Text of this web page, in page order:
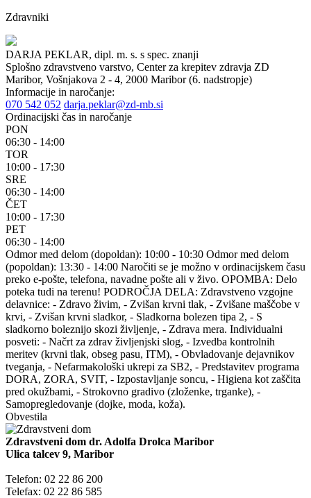
Zdravniki
DARJA PEKLAR, dipl. m. s. s spec. znanji
Splošno zdravstveno varstvo, Center za krepitev zdravja ZD
Maribor, Vošnjakova 2 - 4, 2000 Maribor (6. nadstropje)
Informacije in naročanje:
070 542 052 darja.peklar@zd-mb.si
Ordinacijski čas in naročanje
PON
06:30 - 14:00
TOR
10:00 - 17:30
SRE
06:30 - 14:00
ČET
10:00 - 17:30
PET
06:30 - 14:00
Odmor med delom (dopoldan): 10:00 - 10:30 Odmor med delom
(popoldan): 13:30 - 14:00 Naročiti se je možno v ordinacijskem času
preko e-pošte, telefona, navadne pošte ali v živo. OPOMBA: Delo
poteka tudi na terenu! PODROČJA DELA: Zdravstveno vzgojne
delavnice: - Zdravo živim, - Zvišan krvni tlak, - Zvišane maščobe v
krvi, - Zvišan krvni sladkor, - Sladkorna bolezen tipa 2, - S
sladkorno boleznijo skozi življenje, - Zdrava mera. Individualni
posveti: - Načrt za zdrav življenjski slog, - Izvedba kontrolnih
meritev (krvni tlak, obseg pasu, ITM), - Obvladovanje dejavnikov
tveganja, - Nefarmakološki ukrepi za SB2, - Predstavitev programa
DORA, ZORA, SVIT, - Izpostavljanje soncu, - Higiena kot zaščita
pred okužbami, - Strokovno gradivo (zloženke, trganke), -
Samopregledovanje (dojke, moda, koža).
Obvestila
Zdravstveni dom dr. Adolfa Drolca Maribor
Ulica talcev 9, Maribor
Telefon: 02 22 86 200
Telefax: 02 22 86 585